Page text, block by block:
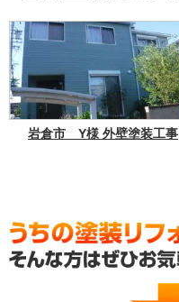
岩倉市 Y様 外壁塗装工事